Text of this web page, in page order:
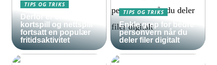
TIPS OG TRIKS
Derfor er enkle
kortspill og nettspill
fortsatt en populær
fritidsaktivitet
TIPS OG TRIKS
Enkle grep for bedre
personvern når du
deler filer digitalt